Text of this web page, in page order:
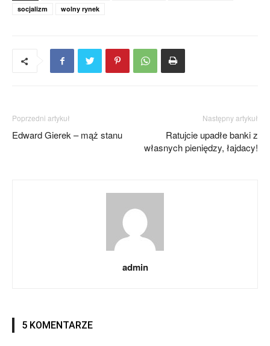
socjalizm
wolny rynek
Poprzedni artykuł
Edward Gierek – mąż stanu
Następny artykuł
Ratujcie upadłe banki z
własnych pieniędzy, łajdacy!
admin
5 KOMENTARZE